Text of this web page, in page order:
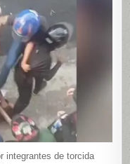
integrantes de torcida